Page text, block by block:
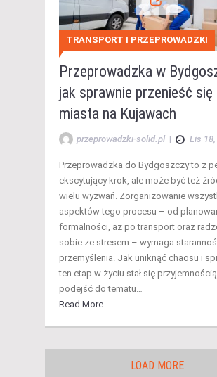
TRANSPORT I PRZEPROWADZKI
Przeprowadzka w
jak sprawnie przenieść się
miasta na Kujawach
przeprowadzki-solid.pl | Lis
Przeprowadzka do Bydgoszczy to z
ekscytujący krok, ale może być też
wielu wyzwań. Zorganizowanie
aspektów tego procesu – od
formalności, aż po transport oraz
sobie ze stresem – wymaga
przemyślenia. Jak uniknąć chaosu i
ten etap w życiu stał się
podejść do tematu…
Read More
LOAD MORE